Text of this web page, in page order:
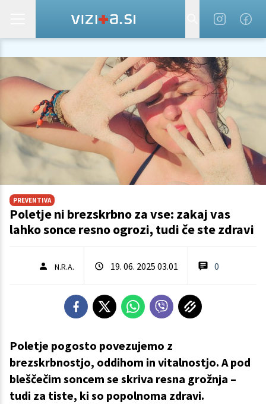
PREVENTIVA
Poletje ni brezskrbno za vse: zakaj vas
lahko sonce resno ogrozi, tudi če ste zdravi
N.R.A. 19. 06. 2025 03.01 0
Poletje pogosto povezujemo z
brezskrbnostjo, oddihom in vitalnostjo. A pod
bleščečim soncem se skriva resna grožnja –
tudi za tiste, ki so popolnoma zdravi.